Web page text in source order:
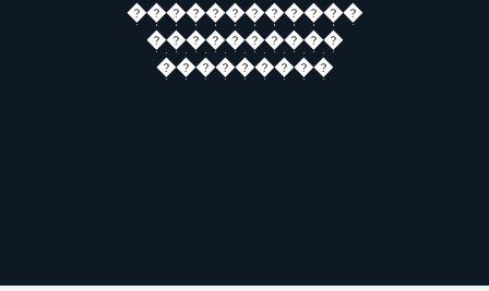
������������
����������
���������